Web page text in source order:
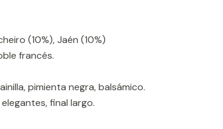
(10%), Jaén (10%)
francés.
pimienta negra, balsámico.
final largo.